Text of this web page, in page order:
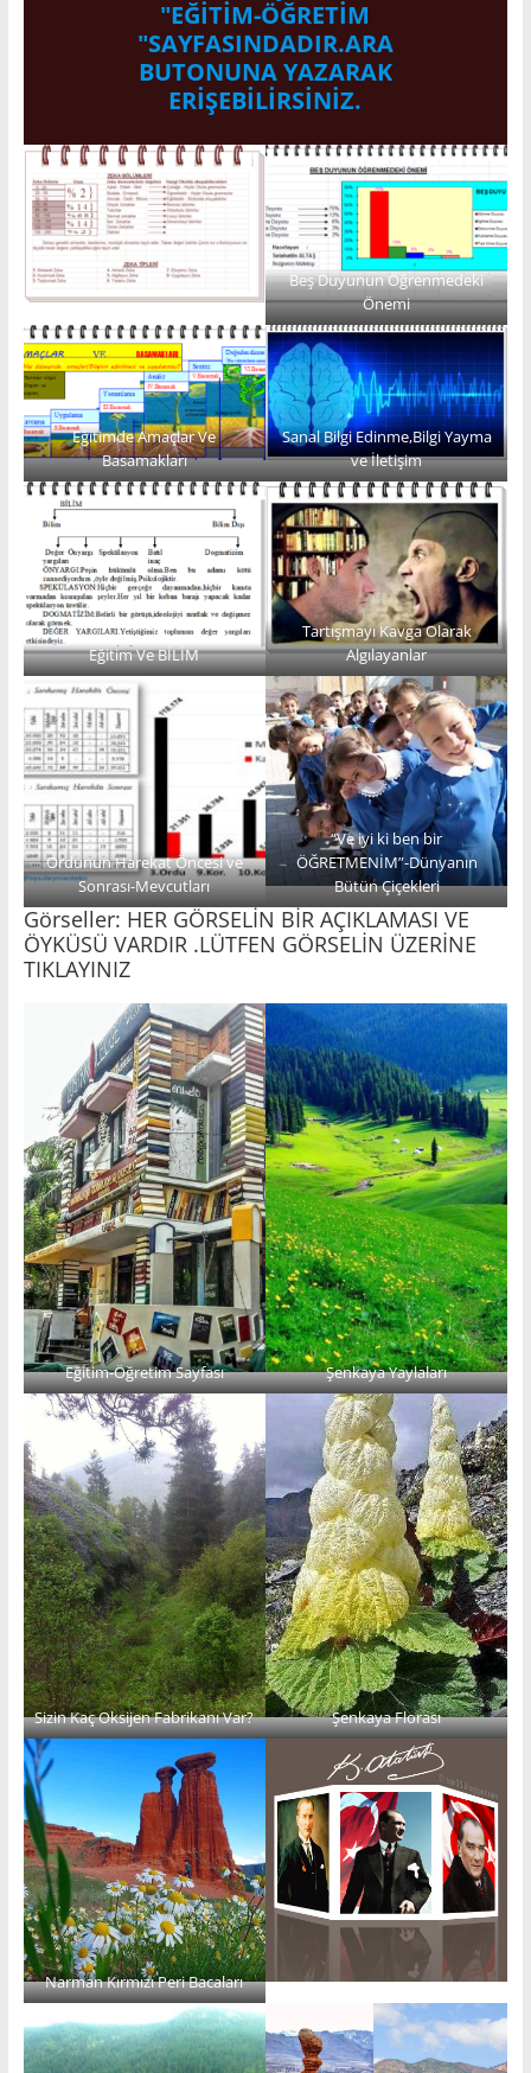
"EĞİTİM-ÖĞRETİM
"SAYFASINDADIR.ARA
BUTONUNA YAZARAK
ERİŞEBİLİRSİNİZ.
Beş Duyunun Öğrenmedeki
Önemi
Eğitimde Amaçlar Ve
Basamakları
Sanal Bilgi Edinme,Bilgi Yayma
ve İletişim
Eğitim Ve BİLİM
Tartışmayı Kavga Olarak
Algılayanlar
Ordunun Harekat Öncesi ve
Sonrası-Mevcutları
“Ve iyi ki ben bir
ÖĞRETMENİM”-Dünyanın
Bütün Çiçekleri
Görseller: HER GÖRSELİN BİR AÇIKLAMASI VE
ÖYKÜSÜ VARDIR .LÜTFEN GÖRSELİN ÜZERİNE
TIKLAYINIZ
Eğitim-Öğretim Sayfası Şenkaya Yaylaları
Sizin Kaç Oksijen Fabrikanı Var? Şenkaya Florası
Narman Kırmızı Peri Bacaları